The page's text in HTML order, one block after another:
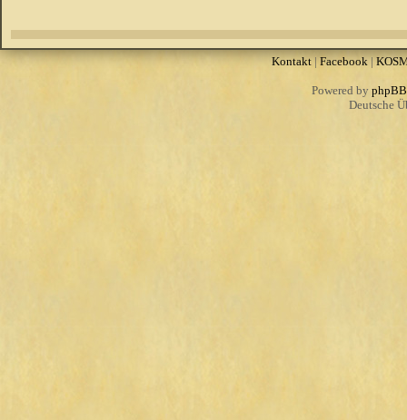
Kontakt|Facebook|
Powered by phpBB
Deutsche